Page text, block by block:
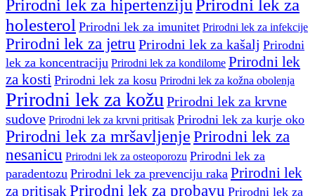
Prirodni lek za hipertenziju
holesterol Prirodni lek za imunitet Prirodni lek za infekcije
Prirodni lek za jetru Prirodni lek za kašalj Prirodni
lek za koncentraciju Prirodni lek za kondilome Prirodni lek
za kosti Prirodni lek za kosu Prirodni lek za kožna obolenja
Prirodni lek za kožu Prirodni lek za krvne
sudove Prirodni lek za krvni pritisak Prirodni lek za kurje oko
Prirodni lek za mršavljenje Prirodni lek za
nesanicu Prirodni lek za osteoporozu Prirodni lek za
paradentozu Prirodni lek za prevenciju raka Prirodni lek
za pritisak Prirodni lek za probavu Prirodni lek za